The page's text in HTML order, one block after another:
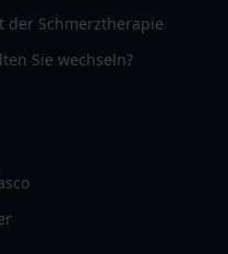
der Schmerztherapie
Sie wechseln?